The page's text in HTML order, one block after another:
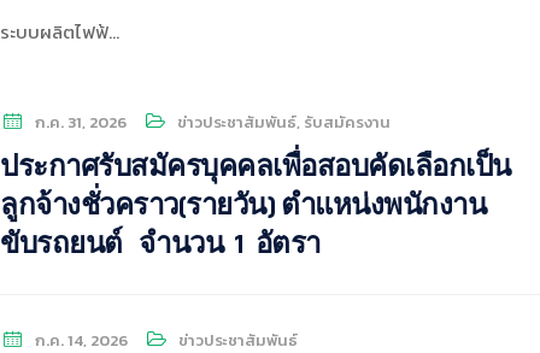
ระบบผลิตไฟฟ้…
ก.ค. 31, 2026 ข่าวประชาสัมพันธ์, รับสมัครงาน
ประกาศรับสมัครบุคคลเพื่อสอบคัดเลือกเป็น
ลูกจ้างชั่วคราว(รายวัน) ตำแหน่งพนักงาน
ขับรถยนต์ จำนวน 1 อัตรา
ก.ค. 14, 2026 ข่าวประชาสัมพันธ์